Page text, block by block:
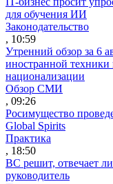
для обучения ИИ
Законодательство
, 10:59
Утренний обзор за 6
иностранной
национализации
Обзор СМИ
, 09:26
Росимущество
Global Spirits
Практика
, 18:50
ВС решит, отвечает
руководитель